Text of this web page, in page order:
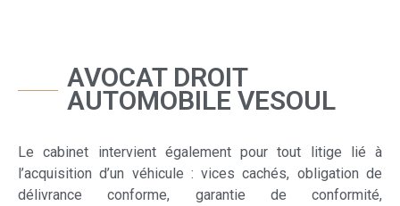
AVOCAT DROIT
AUTOMOBILE VESOUL
Le cabinet intervient également pour tout litige lié à
l’acquisition d’un véhicule : vices cachés, obligation de
délivrance conforme, garantie de conformité,